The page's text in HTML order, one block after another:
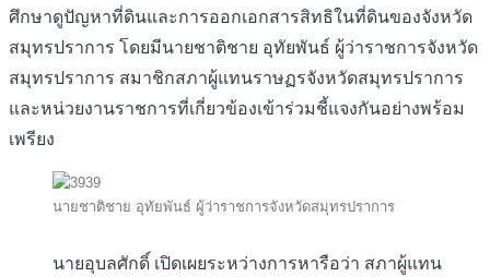
ศึกษาดูปัญหาที่ดินและการออกเอกสารสิทธิในที่ดินของจังหวัด
สมุทรปราการ โดยมีนายชาติชาย อุทัยพันธ์ ผู้ว่าราชการจังหวัด
สมุทรปราการ สมาชิกสภาผู้แทนราษฏรจังหวัดสมุทรปราการ
และหน่วยงานราชการที่เกี่ยวข้องเข้าร่วมชี้แจงกันอย่างพร้อม
เพรียง
นายชาติชาย อุทัยพันธ์ ผู้ว่าราชการจังหวัดสมุทรปราการ
นายอุบลศักดิ์ เปิดเผยระหว่างการหารือว่า สภาผู้แทน